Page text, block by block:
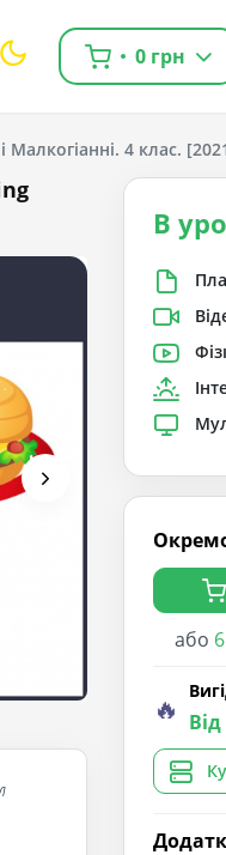
0 грн
4 клас.
В
або
🔥